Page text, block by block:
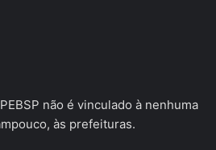
não é vinculado à nenhuma
às prefeituras.